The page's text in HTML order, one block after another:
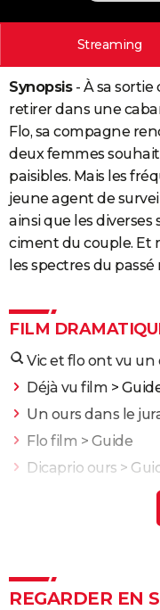
PHOTO
BONS PLANS
CARTE DE VOEUX
Carte de Noël
Carte Bonne année
Carte Saint-Valentin
Carte Pâques
Carte d'anniversaire
Dictionnaire
Biographies
Citations
Expressions
Proverbes
PROGRAMME TV
COPAINS D'AVANT
S'inscrire
Se connecter
Lycées
Collèges
Primaires
Universités
Entreprises
Service militaire
Avis de recherche
AVIS DE DÉCÈS
FORUM
Streaming
Synopsis- À sa sortie
retirer dans une
Flo, sa compagne
deux femmes
paisibles. Mais les
jeune agent de
ainsi que les
ciment du couple. Et
les spectres du
FILM
Vic et flo ont vu un
Déjà vu film >
Un ours dans le
Flo film > Guide
Dicaprio ours >
L'Odyssée : "chef
Camus par
REGARDER EN